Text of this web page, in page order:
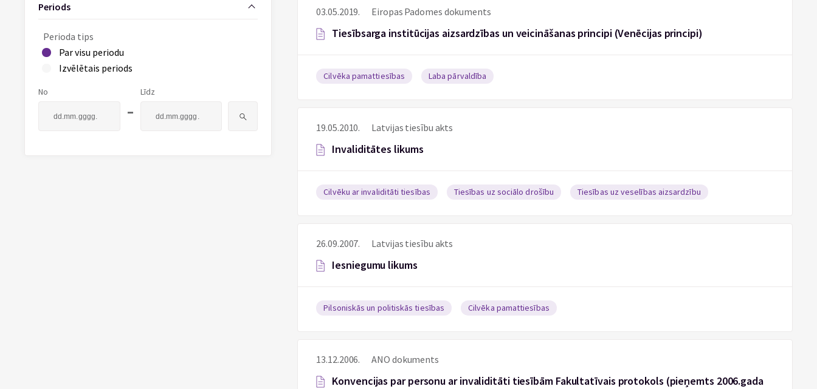
Periods
Perioda tips
Par visu periodu
Izvēlētais periods
No
-
Līdz
03.05.2019. Eiropas Padomes dokuments
Tiesībsarga institūcijas aizsardzības un veicināšanas principi (Venēcijas principi)
Cilvēka pamattiesības Laba pārvaldība
19.05.2010. Latvijas tiesību akts
Invaliditātes likums
Cilvēku ar invaliditāti tiesības Tiesības uz sociālo drošību Tiesības uz veselības aizsardzību
26.09.2007. Latvijas tiesību akts
Iesniegumu likums
Pilsoniskās un politiskās tiesības Cilvēka pamattiesības
13.12.2006. ANO dokuments
Konvencijas par personu ar invaliditāti tiesībām Fakultatīvais protokols (pieņemts 2006.gada